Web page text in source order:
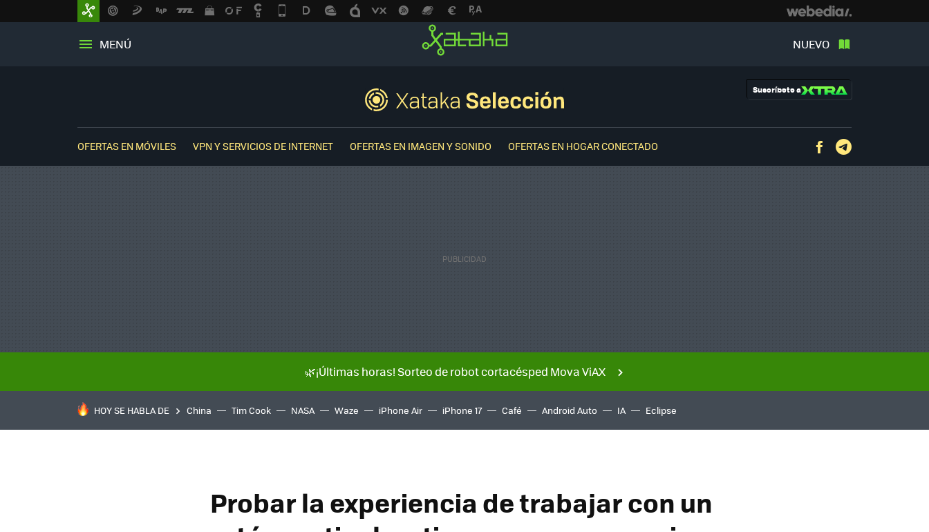
MENÚ NUEVO
Suscríbete a
OFERTAS EN MÓVILES VPN Y SERVICIOS DE INTERNET OFERTAS EN IMAGEN Y SONIDO OFERTAS EN HOGAR CONECTADO Facebook
🌿¡Últimas horas! Sorteo de robot cortacésped Mova ViAX
HOY SE HABLA DE China Tim Cook NASA Waze iPhone Air iPhone 17 Café Android Auto IA Eclipse
Probar la experiencia de trabajar con un